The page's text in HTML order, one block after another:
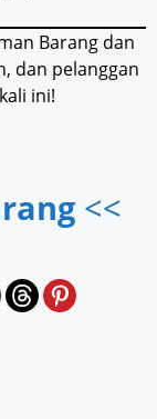
Barang dan
dan pelanggan
ini!
<<